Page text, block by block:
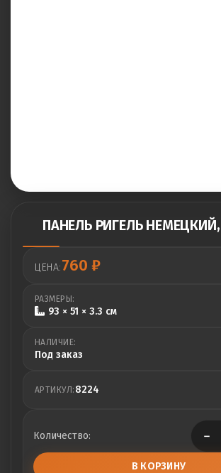
ПАНЕЛЬ РИГЕЛЬ НЕМЕЦКИЙ,
ЦЕНА:760 ₽
РАЗМЕРЫ:
93 × 51 × 3.3 см
НАЛИЧИЕ:
Под заказ
АРТИКУЛ: 8224
Количество: −
В КОРЗИНУ